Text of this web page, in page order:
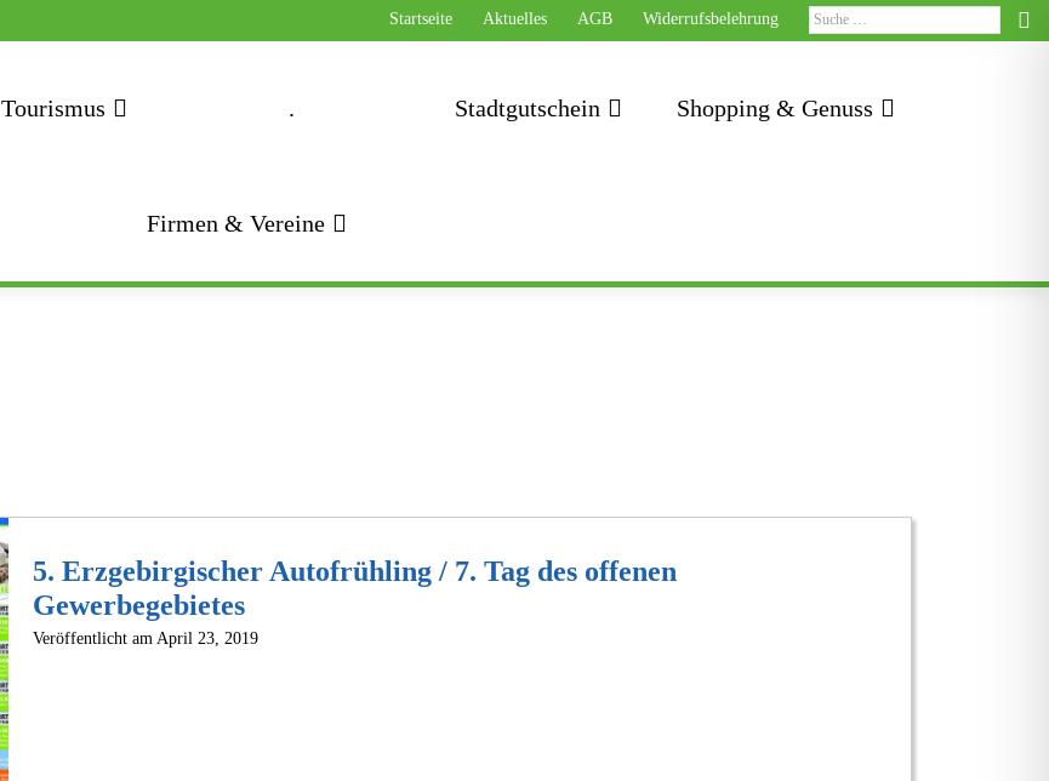
Widerrufsbelehrung
AGB
Aktuelles
Startseite
Tourismus . Stadtgutschein Shopping & Genuss
Firmen & Vereine
5. Erzgebirgischer Autofrühling / 7. Tag des offenen
Gewerbegebietes
Veröffentlicht amApril 23, 2019